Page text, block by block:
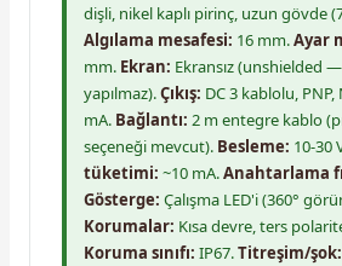
dişli, nikel kaplı pirinç, uzun gövde
Algılama mesafesi: 16 mm.Ayar
mm. Ekran: Ekransız (unshielded
yapılmaz).Çıkış: DC 3 kablolu, PNP,
mA. Bağlantı: 2 m entegre kablo
seçeneği mevcut). Besleme: 10-30
tüketimi: ~10 mA.Anahtarlama
Gösterge: Çalışma LED'i (360°
Korumalar: Kısa devre, ters
Koruma sınıfı: IP67.Titreşim/şok: